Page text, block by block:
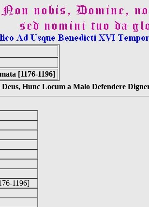
[1176-1196]
Hunc Locum a Malo Defendere
1196]